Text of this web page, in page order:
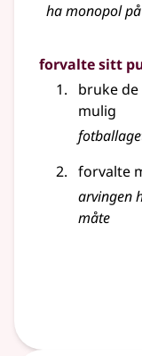
ha monopol
forvalte sitt
bruke de
mulig
forvalte
arvingen
måte